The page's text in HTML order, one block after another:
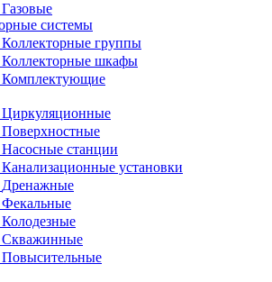
Газовые
системы
Коллекторные группы
Коллекторные шкафы
Комплектующие
Циркуляционные
Поверхностные
Насосные станции
Канализационные установки
Дренажные
Фекальные
Колодезные
Скважинные
Повысительные